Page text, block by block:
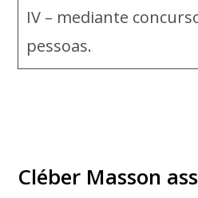
IV – mediante
pessoas.
Cléber Masson